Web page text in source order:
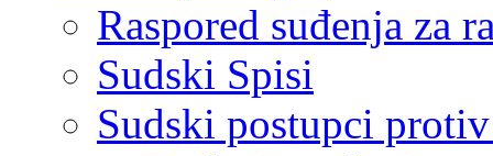
Raspored suđenja za
Sudski Spisi
Sudski postupci